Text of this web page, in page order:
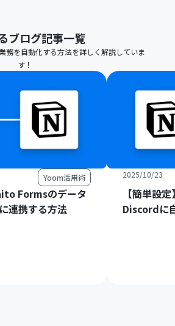
ブログ記事一覧
務を自動化する方法を詳しく解説していま
す！
Yoom活用術
Formsのデータ
連携する方法
2025/10/23
【簡単設
Discordに